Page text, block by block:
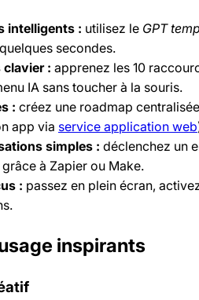
intelligents : utilisez le GPT
secondes.
: apprenez les 10
IA sans toucher à la souris.
: créez une roadmap
app via service application web
simples : déclenchez un
grâce à Zapier ou Make.
: passez en plein écran,
inspirants